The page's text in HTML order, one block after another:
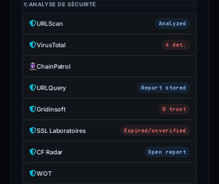
ANALYSE DE SÉCURITÉ
URLScan Analyzed
VirusTotal 4 det.
ChainPatrol
URLQuery Report stored
Gridinsoft 0 trust
SSL Laboratoires Expired/unverified
CF Radar Open report
WOT